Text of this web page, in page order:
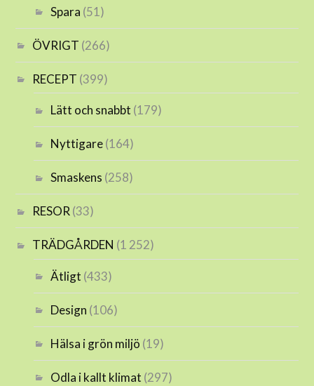
Spara (51)
ÖVRIGT (266)
RECEPT (399)
Lätt och snabbt (179)
Nyttigare(164)
Smaskens (258)
RESOR(33)
TRÄDGÅRDEN (1 252)
Ätligt (433)
Design (106)
Hälsa i grön miljö (19)
Odla i kallt klimat (297)